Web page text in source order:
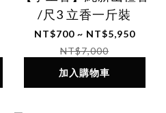
/尺3 立香一斤裝
NT$700 ~ NT$5,950
NT$7,000
加入購物車